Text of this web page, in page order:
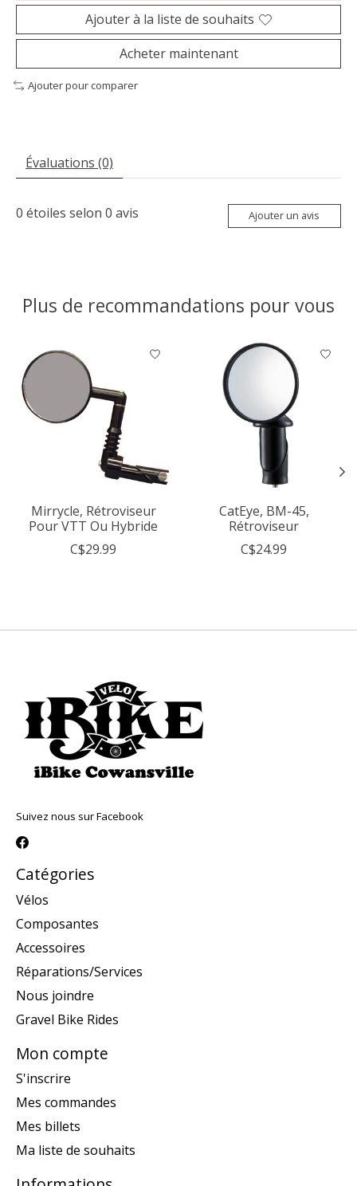
Ajouter à la liste de souhaits
Acheter maintenant
Ajouter pour comparer
Évaluations (0)
0 étoiles selon 0 avis Ajouter un avis
Plus de recommandations pour vous
Articles du carrousel de produits
Mirrycle, Rétroviseur
Pour VTT Ou Hybride
C$29.99
CatEye, BM-45,
Rétroviseur
C$24.99
Suivez nous sur Facebook
Catégories
Vélos
Composantes
Accessoires
Réparations/Services
Nous joindre
Gravel Bike Rides
Mon compte
S'inscrire
Mes commandes
Mes billets
Ma liste de souhaits